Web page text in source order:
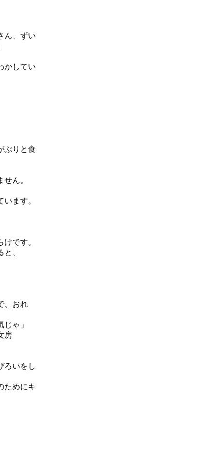
ん、ずい
かしてい
ぶりと食
ん。
ます。
です。
、
、おれ
ゃ」
房
ろいをし
ためにキ